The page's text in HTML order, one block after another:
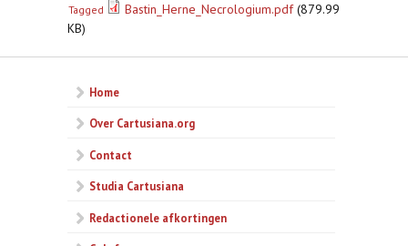
Tagged
Bastin_Herne_Necrologium.pdf(879.99
KB)
Home
Over Cartusiana.org
Contact
Studia Cartusiana
Redactionele afkortingen